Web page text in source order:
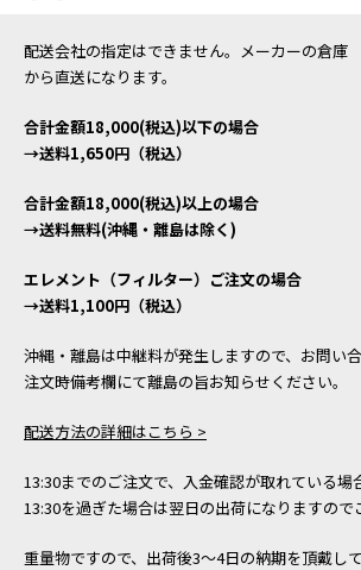
配送会社の指定はできません。メーカーの倉庫
から直送になります。
合計金額18,000(税込)以下の場合
→送料1,650円（税込）
合計金額18,000(税込)以上の場合
→送料無料(沖縄・離島は除く)
エレメント（フィルター）ご注文の場合
→送料1,100円（税込）
沖縄・離島は中継料が発生しますので、お問い合
注文時備考欄にて離島の旨お知らせください。
配送方法の詳細はこちら >
13:30までのご注文で、入金確認が取れている場
13:30を過ぎた場合は翌日の出荷になりますので
重量物ですので、出荷後3～4日の納期を頂戴して